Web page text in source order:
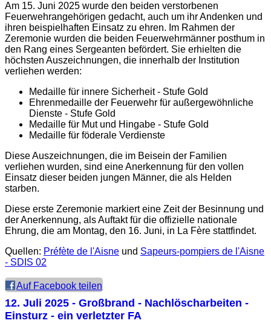
Am 15. Juni 2025 wurde den beiden verstorbenen
Feuerwehrangehörigen gedacht, auch um ihr Andenken und
ihren beispielhaften Einsatz zu ehren. Im Rahmen der
Zeremonie wurden die beiden Feuerwehrmänner posthum in
den Rang eines Sergeanten befördert. Sie erhielten die
höchsten Auszeichnungen, die innerhalb der Institution
verliehen werden:
Medaille für innere Sicherheit - Stufe Gold
Ehrenmedaille der Feuerwehr für außergewöhnliche
Dienste - Stufe Gold
Medaille für Mut und Hingabe - Stufe Gold
Medaille für föderale Verdienste
Diese Auszeichnungen, die im Beisein der Familien
verliehen wurden, sind eine Anerkennung für den vollen
Einsatz dieser beiden jungen Männer, die als Helden
starben.
Diese erste Zeremonie markiert eine Zeit der Besinnung und
der Anerkennung, als Auftakt für die offizielle nationale
Ehrung, die am Montag, den 16. Juni, in La Fère stattfindet.
Quellen: Préfète de l'Aisne und Sapeurs-pompiers de l'Aisne
- SDIS 02
Auf Facebook teilen
12. Juli 2025 - Großbrand - Nachlöscharbeiten -
Einsturz - ein verletzter FA